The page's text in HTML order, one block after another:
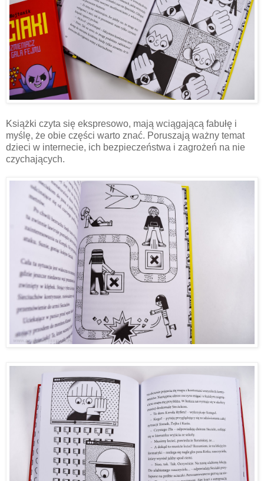
Książki czyta się ekspresowo, mają wciągającą fabułę i
myślę, że obie części warto znać. Poruszają ważny temat
dzieci w internecie, ich bezpieczeństwa i zagrożeń na nie
czychających.